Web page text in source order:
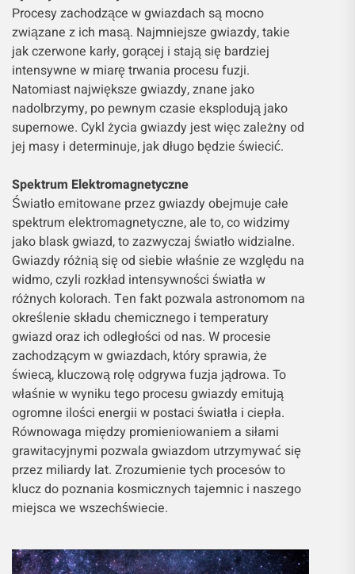
Procesy zachodzące w gwiazdach są mocno
związane z ich masą. Najmniejsze gwiazdy, takie
jak czerwone karły, gorącej i stają się bardziej
intensywne w miarę trwania procesu fuzji.
Natomiast największe gwiazdy, znane jako
nadolbrzymy, po pewnym czasie eksplodują jako
supernowe. Cykl życia gwiazdy jest więc zależny od
jej masy i determinuje, jak długo będzie świecić.
Spektrum Elektromagnetyczne
Światło emitowane przez gwiazdy obejmuje całe
spektrum elektromagnetyczne, ale to, co widzimy
jako blask gwiazd, to zazwyczaj światło widzialne.
Gwiazdy różnią się od siebie właśnie ze względu na
widmo, czyli rozkład intensywności światła w
różnych kolorach. Ten fakt pozwala astronomom na
określenie składu chemicznego i temperatury
gwiazd oraz ich odległości od nas. W procesie
zachodzącym w gwiazdach, który sprawia, że
świecą, kluczową rolę odgrywa fuzja jądrowa. To
właśnie w wyniku tego procesu gwiazdy emitują
ogromne ilości energii w postaci światła i ciepła.
Równowaga między promieniowaniem a siłami
grawitacyjnymi pozwala gwiazdom utrzymywać się
przez miliardy lat. Zrozumienie tych procesów to
klucz do poznania kosmicznych tajemnic i naszego
miejsca we wszechświecie.